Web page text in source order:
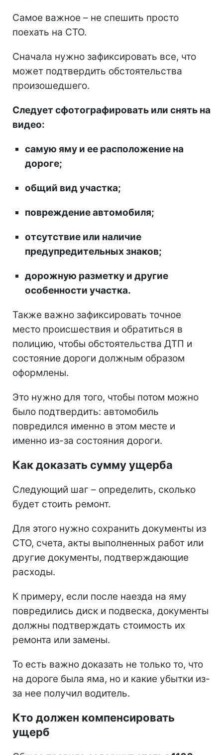
Самое важное – не спешить просто
поехать на СТО.
Сначала нужно зафиксировать все, что
может подтвердить обстоятельства
произошедшего.
Следует сфотографировать или снять на
видео:
самую яму и ее расположение на
дороге;
общий вид участка;
повреждение автомобиля;
отсутствие или наличие
предупредительных знаков;
дорожную разметку и другие
особенности участка.
Также важно зафиксировать точное
место происшествия и обратиться в
полицию, чтобы обстоятельства ДТП и
состояние дороги должным образом
оформлены.
Это нужно для того, чтобы потом можно
было подтвердить: автомобиль
повредился именно в этом месте и
именно из-за состояния дороги.
Как доказать сумму ущерба
Следующий шаг – определить, сколько
будет стоить ремонт.
Для этого нужно сохранить документы из
СТО, счета, акты выполненных работ или
другие документы, подтверждающие
расходы.
К примеру, если после наезда на яму
повредились диск и подвеска, документы
должны подтверждать стоимость их
ремонта или замены.
То есть важно доказать не только то, что
на дороге была яма, но и какие убытки из-
за нее получил водитель.
Кто должен компенсировать
ущерб